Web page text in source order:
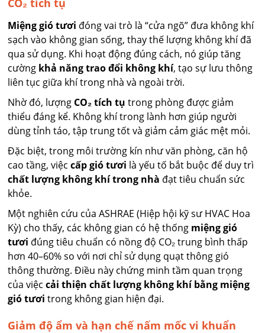
Miệng gió tươi đóng vai trò là “cửa ngõ” đưa không khí
sạch vào không gian sống, thay thế lượng không khí đã
qua sử dụng. Khi hoạt động đúng cách, nó giúp tăng
cường khả năng trao đổi không khí, tạo sự lưu thông
liên tục giữa khí trong nhà và ngoài trời.
Nhờ đó, lượng CO₂ tích tụ trong phòng được giảm
thiểu đáng kể. Không khí trong lành hơn giúp người
dùng tỉnh táo, tập trung tốt và giảm cảm giác mệt mỏi.
Đặc biệt, trong môi trường kín như văn phòng, căn hộ
cao tầng, việccấp gió tươi là yếu tố bắt buộc để duy trì
chất lượng không khí trong nhà đạt tiêu chuẩn sức
khỏe.
Một nghiên cứu của ASHRAE (Hiệp hội kỹ sư HVAC Hoa
Kỳ) cho thấy, các không gian có hệ thống miệng gió
tươi đúng tiêu chuẩn có nồng độ CO₂ trung bình thấp
hơn 40–60% so với nơi chỉ sử dụng quạt thông gió
thông thường. Điều này chứng minh tầm quan trọng
của việccải thiện chất lượng không khí bằng miệng
gió tươi trong không gian hiện đại.
Giảm độ ẩm và hạn chế nấm mốc vi khuẩn